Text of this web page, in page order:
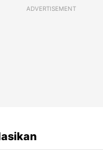
ADVERTISEMENT